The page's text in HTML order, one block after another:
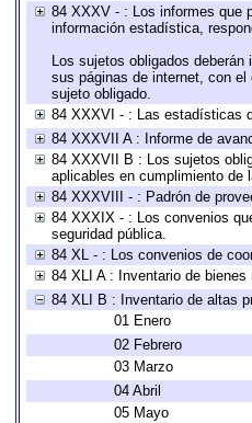
84 XXXV - : Los informes que
información estadística,
Los sujetos obligados
sus páginas de internet, con
sujeto obligado.
84 XXXVI - : Las estadísticas
84 XXXVII A : Informe de
84 XXXVII B : Los sujetos
aplicables en cumplimiento de
84 XXXVIII - : Padrón de
84 XXXIX - : Los convenios
seguridad pública.
84 XL - : Los convenios de
84 XLI A : Inventario de bienes
84 XLI B : Inventario de altas
01 Enero
02 Febrero
03 Marzo
04 Abril
05 Mayo